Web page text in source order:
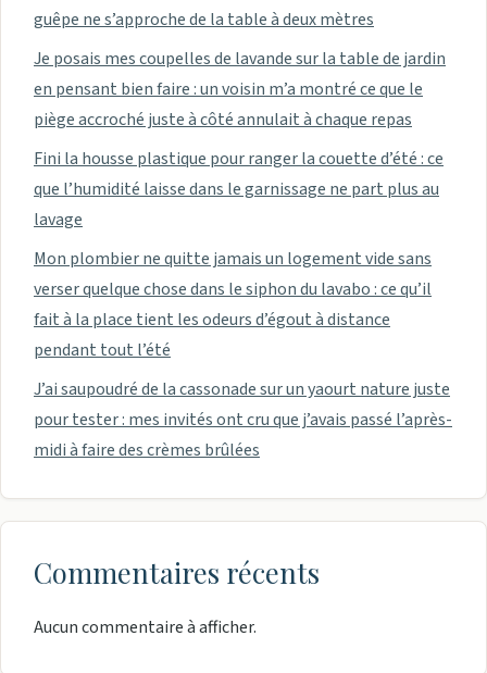
guêpe ne s’approche de la table à deux mètres
Je posais mes coupelles de lavande sur la table de jardin
en pensant bien faire : un voisin m’a montré ce que le
piège accroché juste à côté annulait à chaque repas
Fini la housse plastique pour ranger la couette d’été : ce
que l’humidité laisse dans le garnissage ne part plus au
lavage
Mon plombier ne quitte jamais un logement vide sans
verser quelque chose dans le siphon du lavabo : ce qu’il
fait à la place tient les odeurs d’égout à distance
pendant tout l’été
J’ai saupoudré de la cassonade sur un yaourt nature juste
pour tester : mes invités ont cru que j’avais passé l’après-
midi à faire des crèmes brûlées
Commentaires récents
Aucun commentaire à afficher.